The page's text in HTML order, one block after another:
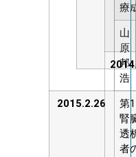
療
山
原
邦
浩
2015.2.26
第
腎
透
者